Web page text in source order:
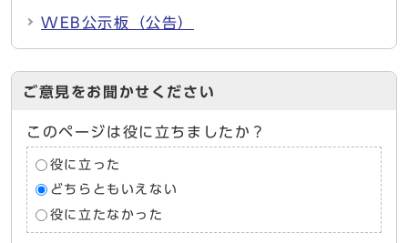
WEB公示板（公告）
ご意見をお聞かせください
このページは役に立ちましたか？
役に立った
どちらともいえない
役に立たなかった